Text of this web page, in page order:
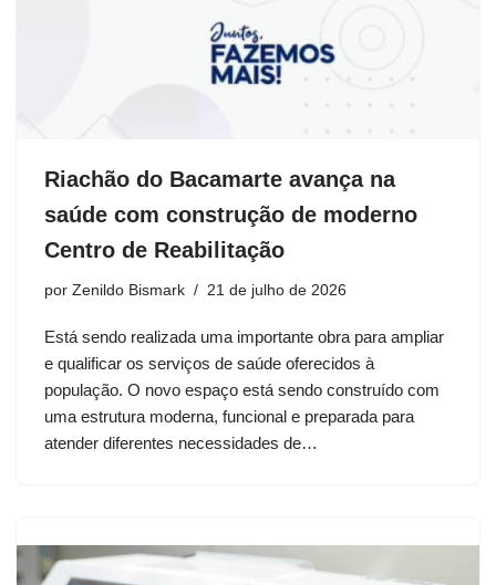
Riachão do Bacamarte avança na
saúde com construção de moderno
Centro de Reabilitação
por Zenildo Bismark 21 de julho de 2026
Está sendo realizada uma importante obra para ampliar
e qualificar os serviços de saúde oferecidos à
população. O novo espaço está sendo construído com
uma estrutura moderna, funcional e preparada para
atender diferentes necessidades de…